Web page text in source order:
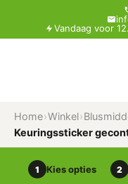
Vandaag voor
Home›Winkel›
Keuringssticker
1 Kies opties 2